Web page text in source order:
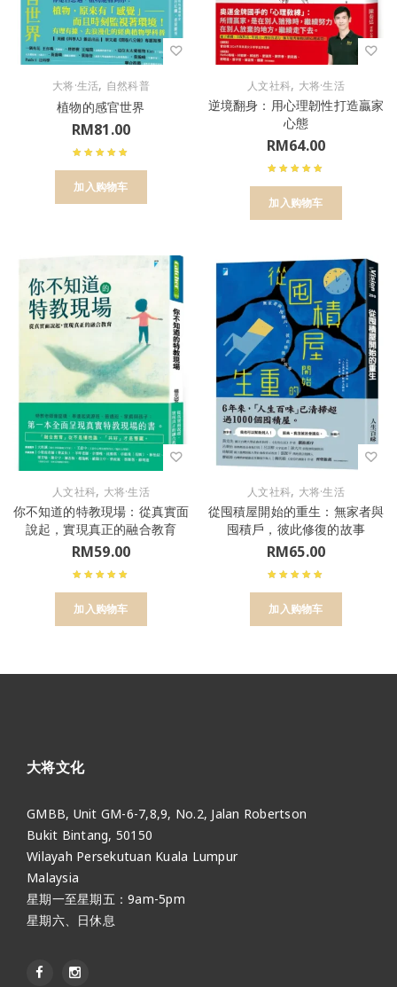
大将·生活, 自然科普
植物的感官世界
RM81.00
加入购物车
人文社科, 大将·生活
逆境翻身：用心理韌性打造贏家
心態
RM64.00
加入购物车
人文社科, 大将·生活
你不知道的特教現場：從真實面
說起，實現真正的融合教育
RM59.00
加入购物车
人文社科, 大将·生活
從囤積屋開始的重生：無家者與
囤積戶，彼此修復的故事
RM65.00
加入购物车
大将文化
GMBB, Unit GM-6-7,8,9, No.2, Jalan Robertson
Bukit Bintang, 50150
Wilayah Persekutuan Kuala Lumpur
Malaysia
星期一至星期五：9am-5pm
星期六、日休息